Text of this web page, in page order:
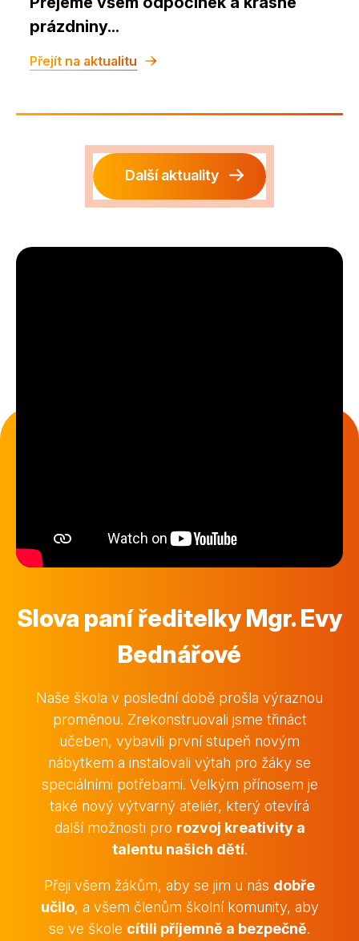
prázdniny...
Přejít na aktualitu
Další aktuality
Slova paní ředitelky Mgr. Evy
Bednářové
Naše škola v poslední době prošla výraznou
proměnou. Zrekonstruovali jsme třináct
učeben, vybavili první stupeň novým
nábytkem a instalovali výtah pro žáky se
speciálními potřebami. Velkým přínosem je
také nový výtvarný ateliér, který otevírá
další možnosti pro rozvoj kreativity a
talentu našich dětí.
Přeji všem žákům, aby se jim u nás dobře
učilo, a všem členům školní komunity, aby
se ve škole cítili příjemně a bezpečně.